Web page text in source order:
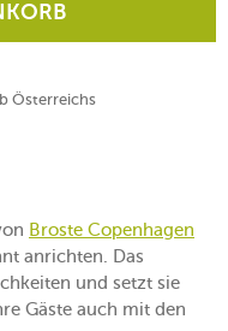
Österreichs
Broste Copenhagen
anrichten. Das
und setzt sie
Gäste auch mit den